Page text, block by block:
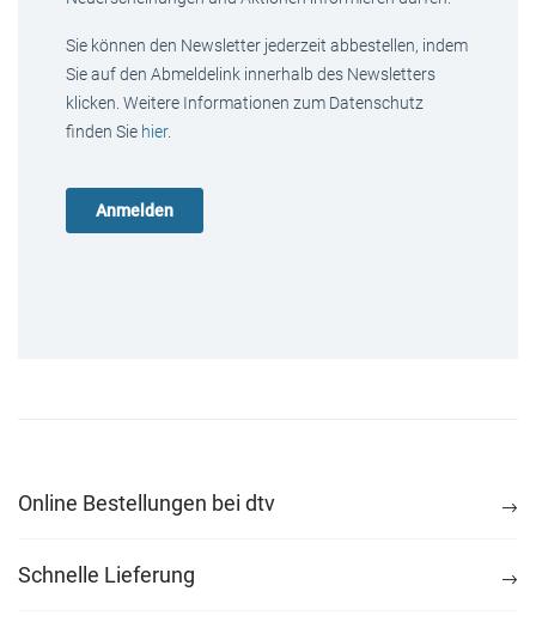
Sie können den Newsletter jederzeit abbestellen, indem
Sie auf den Abmeldelink innerhalb des Newsletters
klicken. Weitere Informationen zum Datenschutz
finden Sie hier.
Online Bestellungen bei dtv
Schnelle Lieferung